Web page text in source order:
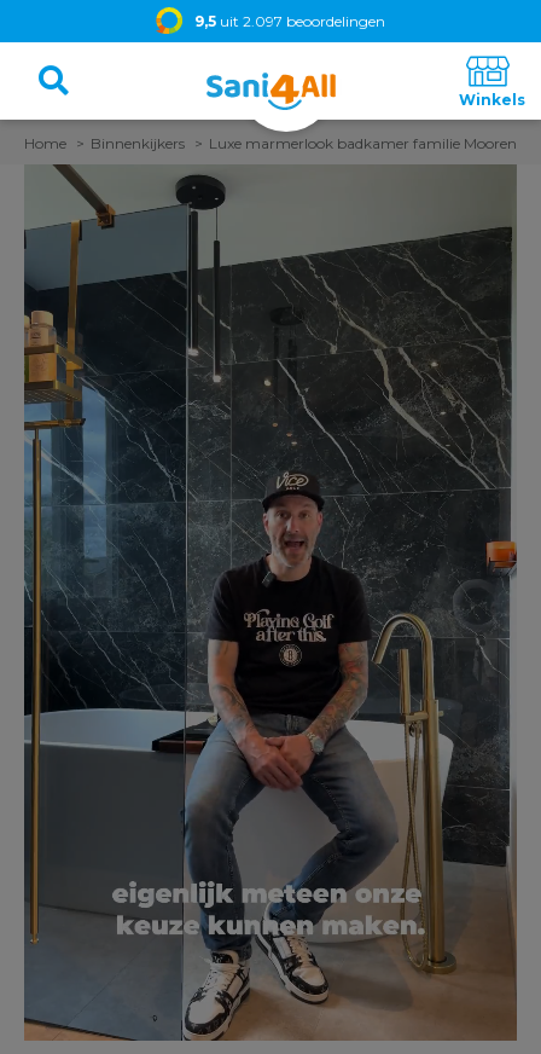
9,5 uit 2.097 beoordelingen
Home Binnenkijkers Luxe marmerlook badkamer familie Mooren